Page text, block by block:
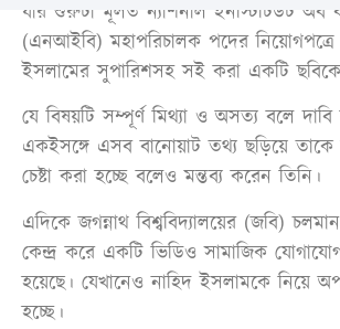
যার শুরুটা মূলত ন্যাশনাল ইনস্টিটিউট অব
(এনআইবি) মহাপরিচালক পদের নিয়োগপত্রে
ইসলামের সুপারিশসহ সই করা একটি ছবিকে
যে বিষয়টি সম্পূর্ণ মিথ্যা ও অসত্য বলে
একইসঙ্গে এসব বানোয়াট তথ্য ছড়িয়ে তাকে
চেষ্টা করা হচ্ছে বলেও মন্তব্য করেন তিনি।
এদিকে জগন্নাথ বিশ্ববিদ্যালয়ের (জবি)
কেন্দ্র করে একটি ভিডিও সামাজিক
হয়েছে। যেখানেও নাহিদ ইসলামকে নিয়ে
হচ্ছে।